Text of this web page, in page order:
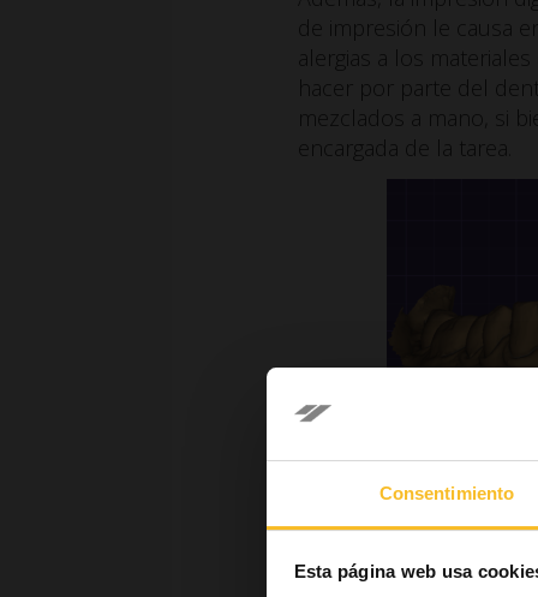
Consentimiento
Esta página web usa
de impresión le causa
alergias a los
hacer por parte del
mezclados a mano, si
encargada de la tarea.
Impresión
Ventajas